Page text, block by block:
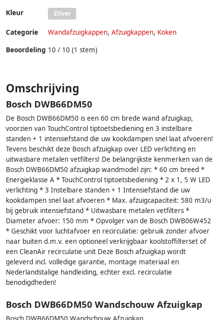
Kleur Zilver
Categorie Wandafzuigkappen, Afzuigkappen, Koken
Beoordeling 10 / 10 (1 stem)
Omschrijving
Bosch DWB66DM50
De Bosch DWB66DM50 is een 60 cm brede wand afzuigkap,
voorzien van TouchControl tiptoetsbediening en 3 instelbare
standen + 1 intensiefstand die uw kookdampen snel laat afvoeren!
Tevens beschikt deze Bosch afzuigkap over LED verlichting en
uitwasbare metalen vetfilters! De belangrijkste kenmerken van de
Bosch DWB66DM50 afzuigkap wandmodel zijn: * 60 cm breed *
Energieklasse A * TouchControl tiptoetsbediening * 2 x 1, 5 W LED
verlichting * 3 Instelbare standen + 1 Intensiefstand die uw
kookdampen snel laat afvoeren * Max. afzuigcapaciteit: 580 m3/u
bij gebruik intensiefstand * Uitwasbare metalen vetfilters *
Diameter afvoer: 150 mm * Opvolger van de Bosch DWB06W452
* Geschikt voor luchtafvoer en recirculatie: gebruik zonder afvoer
naar buiten d.m.v. een optioneel verkrijgbaar koolstoffilterset of
een CleanAir recirculatie unit Deze Bosch afzuigkap wordt
geleverd incl. volledige garantie, montage materiaal en
Nederlandstalige handleiding, echter excl. recirculatie
benodigdheden!
Bosch DWB66DM50 Wandschouw Afzuigkap